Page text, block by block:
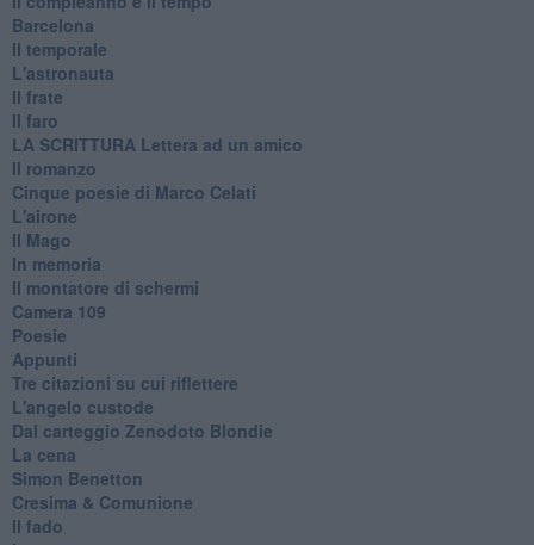
Barcelona
Il temporale
L'astronauta
Il frate
Il faro
​LA SCRITTURA Lettera ad un amico
Il romanzo
Cinque poesie di Marco Celati
L'airone
Il Mago
In memoria
Il montatore di schermi
Camera 109
Poesie
Appunti
Tre citazioni su cui riflettere
L'angelo custode
Dal carteggio Zenodoto Blondie
La cena
Simon Benetton
Cresima & Comunione
Il fado